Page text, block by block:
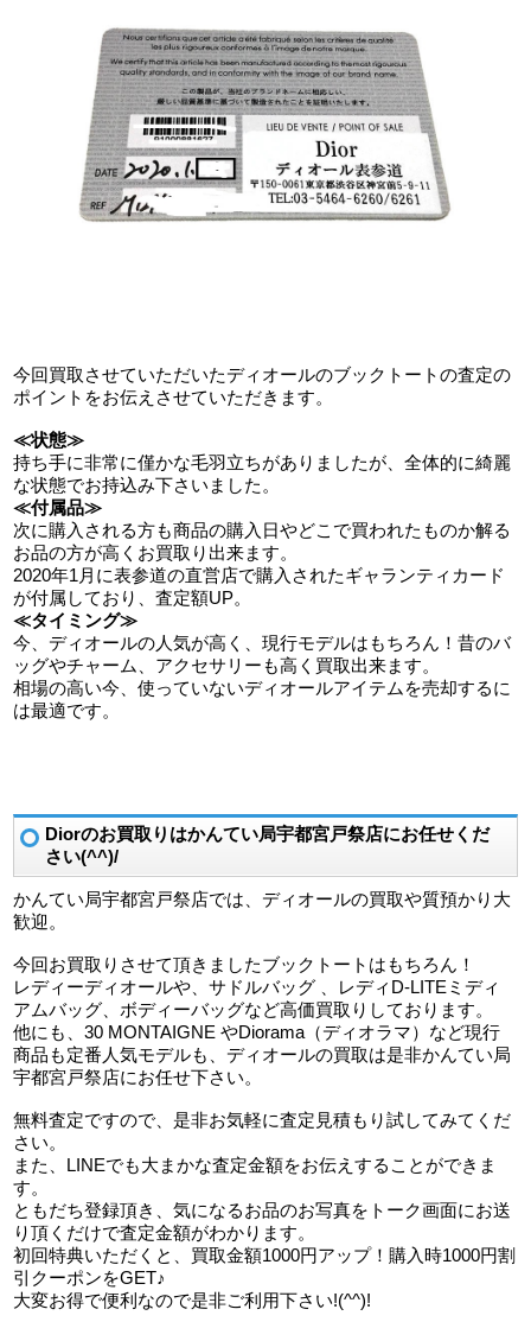
今回買取させていただいたディオールのブックトートの査定の
ポイントをお伝えさせていただきます。
≪状態≫
持ち手に非常に僅かな毛羽立ちがありましたが、全体的に綺麗
な状態でお持込み下さいました。
≪付属品≫
次に購入される方も商品の購入日やどこで買われたものか解る
お品の方が高くお買取り出来ます。
2020年1月に表参道の直営店で購入されたギャランティカード
が付属しており、査定額UP。
≪タイミング≫
今、ディオールの人気が高く、現行モデルはもちろん！昔のバ
ッグやチャーム、アクセサリーも高く買取出来ます。
相場の高い今、使っていないディオールアイテムを売却するに
は最適です。
Diorのお買取りはかんてい局宇都宮戸祭店にお任せくだ
さい(^^)/
かんてい局宇都宮戸祭店では、ディオールの買取や質預かり大
歓迎。
今回お買取りさせて頂きましたブックトートはもちろん！
レディーディオールや、サドルバッグ 、レディD-LITEミディ
アムバッグ、ボディーバッグなど高価買取りしております。
他にも、30 MONTAIGNE やDiorama（ディオラマ）など現行
商品も定番人気モデルも、ディオールの買取は是非かんてい局
宇都宮戸祭店にお任せ下さい。
無料査定ですので、是非お気軽に査定見積もり試してみてくだ
さい。
また、LINEでも大まかな査定金額をお伝えすることができま
す。
ともだち登録頂き、気になるお品のお写真をトーク画面にお送
り頂くだけで査定金額がわかります。
初回特典いただくと、買取金額1000円アップ！購入時1000円割
引クーポンをGET♪
大変お得で便利なので是非ご利用下さい!(^^)!